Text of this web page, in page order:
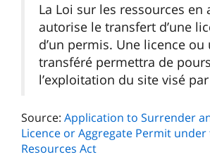
La Loi sur les ressources en
autorise le transfert d’une
d’un permis. Une licence
transféré permettra de
l’exploitation du site visé
Source: Application to Surrender
Licence or Aggregate Permit
Resources Act